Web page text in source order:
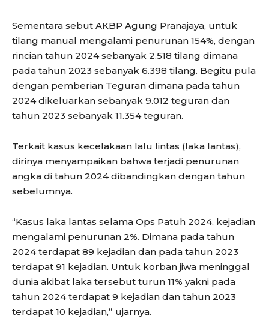
Sementara sebut AKBP Agung Pranajaya, untuk
tilang manual mengalami penurunan 154%, dengan
rincian tahun 2024 sebanyak 2.518 tilang dimana
pada tahun 2023 sebanyak 6.398 tilang. Begitu pula
dengan pemberian Teguran dimana pada tahun
2024 dikeluarkan sebanyak 9.012 teguran dan
tahun 2023 sebanyak 11.354 teguran.
Terkait kasus kecelakaan lalu lintas (laka lantas),
dirinya menyampaikan bahwa terjadi penurunan
angka di tahun 2024 dibandingkan dengan tahun
sebelumnya.
“Kasus laka lantas selama Ops Patuh 2024, kejadian
mengalami penurunan 2%. Dimana pada tahun
2024 terdapat 89 kejadian dan pada tahun 2023
terdapat 91 kejadian. Untuk korban jiwa meninggal
dunia akibat laka tersebut turun 11% yakni pada
tahun 2024 terdapat 9 kejadian dan tahun 2023
terdapat 10 kejadian,” ujarnya.